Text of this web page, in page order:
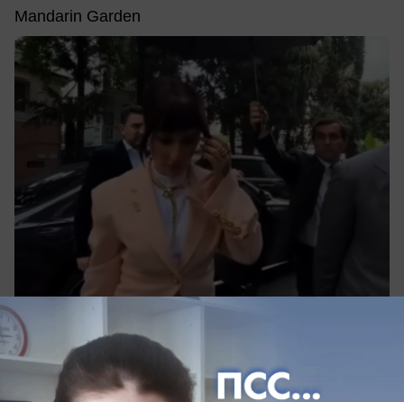
Mandarin Garden
06.06.2026
Экономика